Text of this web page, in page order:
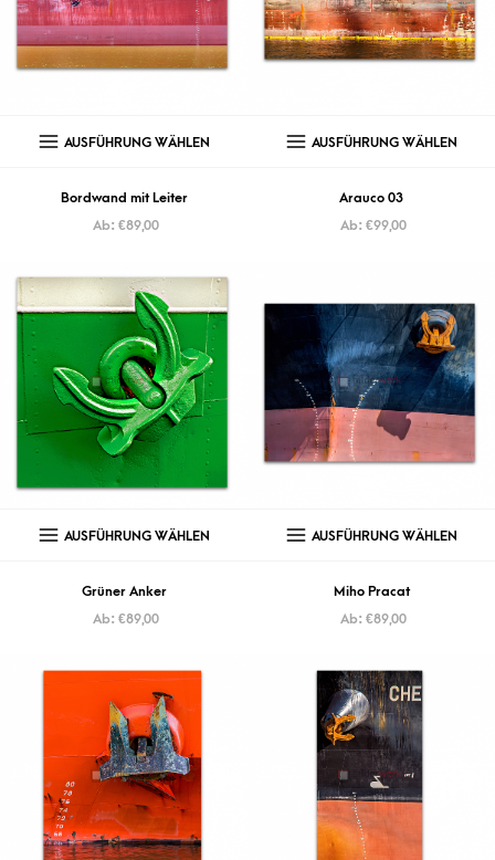
AUSFÜHRUNG WÄHLEN
Bordwand mit Leiter
Ab: €89,00
AUSFÜHRUNG WÄHLEN
Arauco 03
Ab: €99,00
AUSFÜHRUNG WÄHLEN
Grüner Anker
Ab: €89,00
AUSFÜHRUNG WÄHLEN
Miho Pracat
Ab: €89,00